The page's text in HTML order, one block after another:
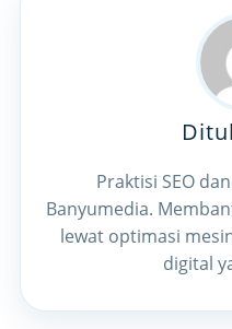
Praktisi SEO
Banyumedia.
lewat optimasi
digital